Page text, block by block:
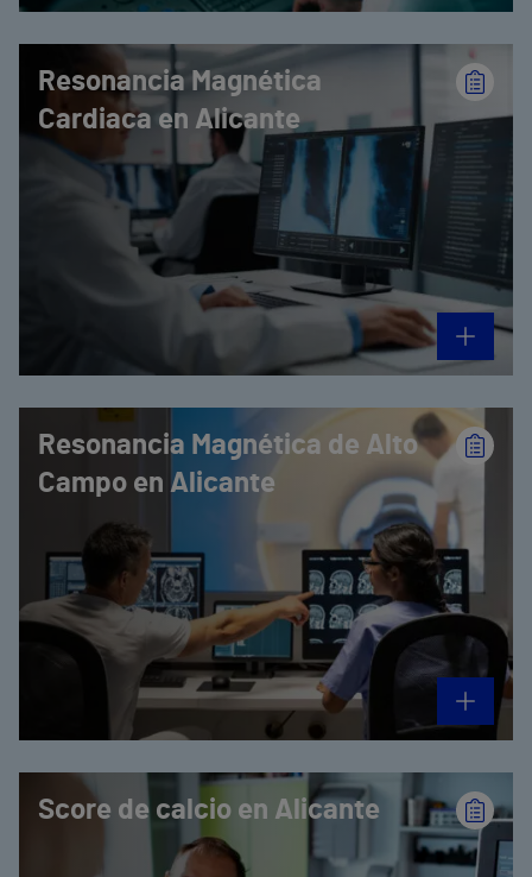
Resonancia Magnética
Cardiaca en Alicante
Resonancia Magnética de Alto
Campo en Alicante
Score de calcio en Alicante